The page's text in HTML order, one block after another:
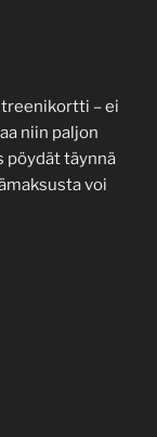
– ei
niin paljon
pöydät täynnä
voi